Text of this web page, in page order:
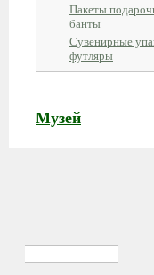
Пакеты
банты
Сувенирные
футляры
Музей